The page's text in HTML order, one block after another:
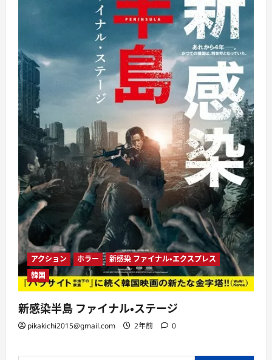
アクション ホラー
新感染 ファイナル・エクスプレス
韓国
新感染半島 ファイナル・ステージ
pikakichi2015@gmail.com 2年前 0